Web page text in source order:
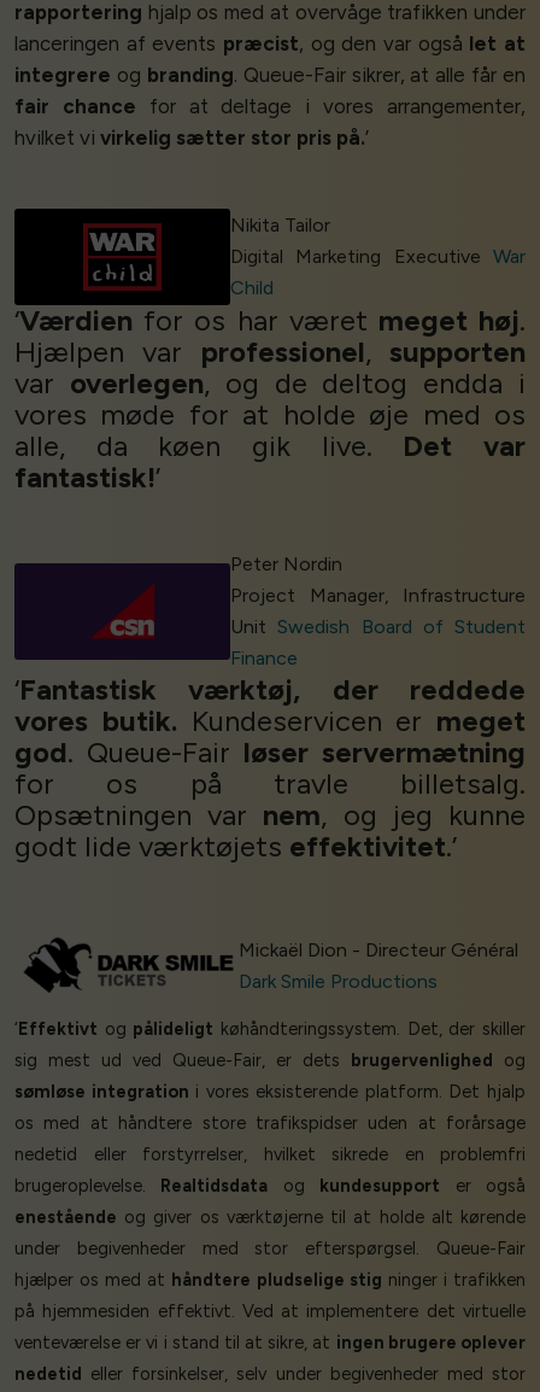
rapportering hjalp os med at overvåge trafikken under
lanceringen af events præcist, og den var også let at
integrere og branding. Queue-Fair sikrer, at alle får en
fair chance for at deltage i vores arrangementer,
hvilket vi virkelig sætter stor pris på.’
Nikita Tailor
Digital Marketing Executive War
Child
‘Værdien for os har været meget høj.
Hjælpen var professionel,supporten
var overlegen, og de deltog endda i
vores møde for at holde øje med os
alle, da køen gik live. Det var
fantastisk!’
Peter Nordin
Project Manager, Infrastructure
Unit Swedish Board of Student
Finance
‘Fantastisk værktøj, der reddede
vores butik. Kundeservicen er meget
god. Queue-Fair løser servermætning
for os på travle billetsalg.
Opsætningen var nem, og jeg kunne
godt lide værktøjets effektivitet.’
Mickaël Dion - Directeur Général
Dark Smile Productions
‘Effektivt og pålideligt køhåndteringssystem. Det, der skiller
sig mest ud ved Queue-Fair, er dets brugervenlighed og
sømløse integration i vores eksisterende platform. Det hjalp
os med at håndtere store trafikspidser uden at forårsage
nedetid eller forstyrrelser, hvilket sikrede en problemfri
brugeroplevelse. Realtidsdata og kundesupport er også
enestående og giver os værktøjerne til at holde alt kørende
under begivenheder med stor efterspørgsel. Queue-Fair
hjælper os med at håndtere pludselige stig ninger i trafikken
på hjemmesiden effektivt. Ved at implementere det virtuelle
venteværelse er vi i stand til at sikre, at ingen brugere oplever
nedetid eller forsinkelser, selv under begivenheder med stor